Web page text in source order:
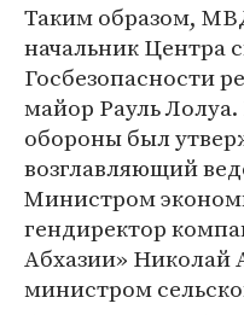
Таким образом,
начальник Центра
Госбезопасности
майор Рауль
обороны был
возглавляющий
Министром
гендиректор
Абхазии» Николай
министром